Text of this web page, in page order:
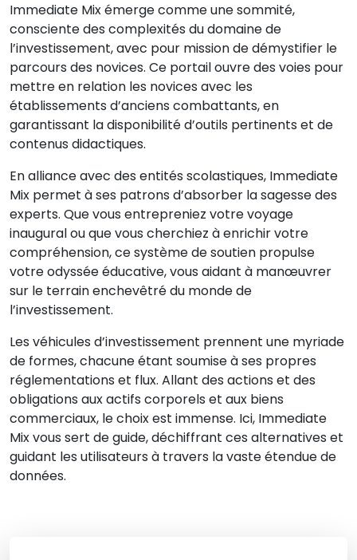
Immediate Mix émerge comme une sommité,
consciente des complexités du domaine de
l’investissement, avec pour mission de démystifier le
parcours des novices. Ce portail ouvre des voies pour
mettre en relation les novices avec les
établissements d’anciens combattants, en
garantissant la disponibilité d’outils pertinents et de
contenus didactiques.
En alliance avec des entités scolastiques, Immediate
Mix permet à ses patrons d’absorber la sagesse des
experts. Que vous entrepreniez votre voyage
inaugural ou que vous cherchiez à enrichir votre
compréhension, ce système de soutien propulse
votre odyssée éducative, vous aidant à manœuvrer
sur le terrain enchevêtré du monde de
l’investissement.
Les véhicules d’investissement prennent une myriade
de formes, chacune étant soumise à ses propres
réglementations et flux. Allant des actions et des
obligations aux actifs corporels et aux biens
commerciaux, le choix est immense. Ici, Immediate
Mix vous sert de guide, déchiffrant ces alternatives et
guidant les utilisateurs à travers la vaste étendue de
données.